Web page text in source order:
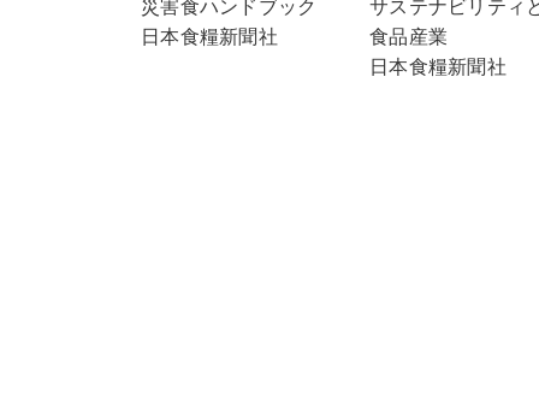
災害食ハンドブック
日本食糧新聞社
サステナビリティ
食品産業
日本食糧新聞社